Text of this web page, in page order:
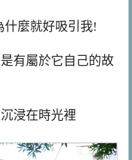
什麼就好吸引我!
有屬於它自己的故
浸在時光裡